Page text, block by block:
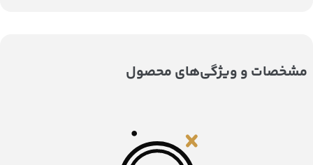
مشخصات و ویژگی‌های محصول